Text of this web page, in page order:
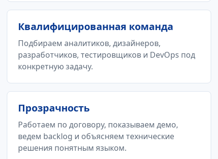
Квалифицированная команда
Подбираем аналитиков, дизайнеров,
разработчиков, тестировщиков и DevOps под
конкретную задачу.
Прозрачность
Работаем по договору, показываем демо,
ведем backlog и объясняем технические
решения понятным языком.